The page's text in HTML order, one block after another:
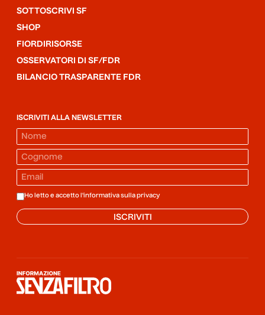
SOTTOSCRIVI SF
SHOP
FIORDIRISORSE
OSSERVATORI DI SF/FDR
BILANCIO TRASPARENTE FDR
ISCRIVITI ALLA NEWSLETTER
Ho letto e accetto l'informativa sulla privacy
ISCRIVITI